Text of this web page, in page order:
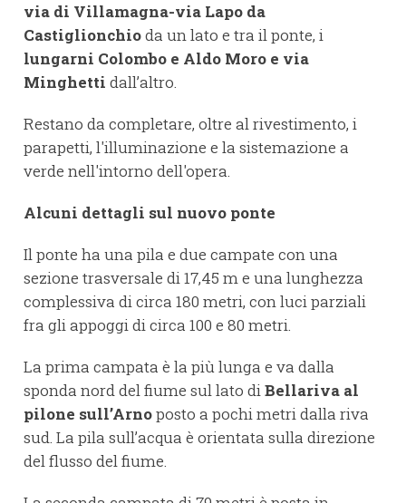
via di Villamagna-via Lapo da
Castiglionchioda un lato e tra il ponte, i
lungarni Colombo e Aldo Moro e via
Minghetti dall’altro.
Restano da completare, oltre al rivestimento, i
parapetti, l'illuminazione e la sistemazione a
verde nell'intorno dell'opera.
Alcuni dettagli sul nuovo ponte
Il ponte ha una pila e due campate con una
sezione trasversale di 17,45 m e una lunghezza
complessiva di circa 180 metri, con luci parziali
fra gli appoggi di circa 100 e 80 metri.
La prima campata è la più lunga e va dalla
sponda nord del fiume sul lato diBellariva al
pilone sull’Arnoposto a pochi metri dalla riva
sud. La pila sull’acqua è orientata sulla direzione
del flusso del fiume.